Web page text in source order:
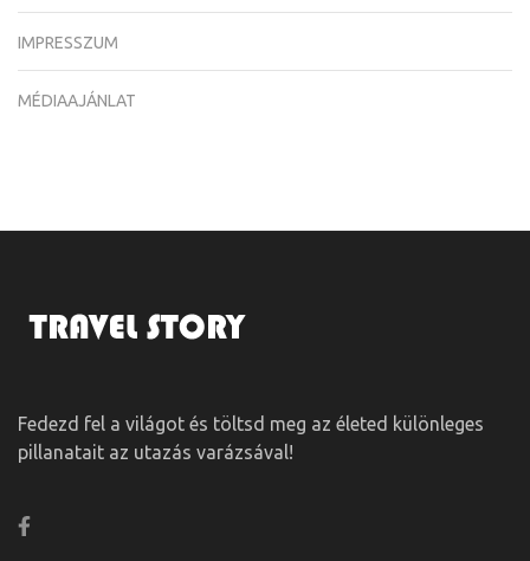
IMPRESSZUM
MÉDIAAJÁNLAT
Fedezd fel a világot és töltsd meg az életed különleges
pillanatait az utazás varázsával!